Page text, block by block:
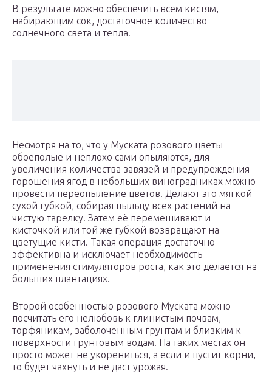
В результате можно обеспечить всем кистям,
набирающим сок, достаточное количество
солнечного света и тепла.
Несмотря на то, что у Муската розового цветы
обоеполые и неплохо сами опыляются, для
увеличения количества завязей и предупреждения
горошения ягод в небольших виноградниках можно
провести переопыление цветов. Делают это мягкой
сухой губкой, собирая пыльцу всех растений на
чистую тарелку. Затем её перемешивают и
кисточкой или той же губкой возвращают на
цветущие кисти. Такая операция достаточно
эффективна и исключает необходимость
применения стимуляторов роста, как это делается на
больших плантациях.
Второй особенностью розового Муската можно
посчитать его нелюбовь к глинистым почвам,
торфяникам, заболоченным грунтам и близким к
поверхности грунтовым водам. На таких местах он
просто может не укорениться, а если и пустит корни,
то будет чахнуть и не даст урожая.